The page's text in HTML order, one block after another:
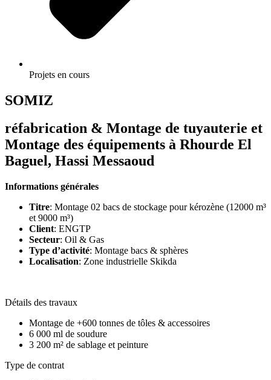
Projets en cours
SOMIZ
réfabrication & Montage de tuyauterie et
Montage des équipements à Rhourde El
Baguel, Hassi Messaoud
Informations générales
Titre: Montage 02 bacs de stockage pour kérozène (12000 m³
et 9000 m³)
Client: ENGTP
Secteur: Oil & Gas
Type d’activité: Montage bacs & sphères
Localisation: Zone industrielle Skikda
Détails des travaux
Montage de +600 tonnes de tôles & accessoires
6 000 ml de soudure
3 200 m² de sablage et peinture
Type de contrat